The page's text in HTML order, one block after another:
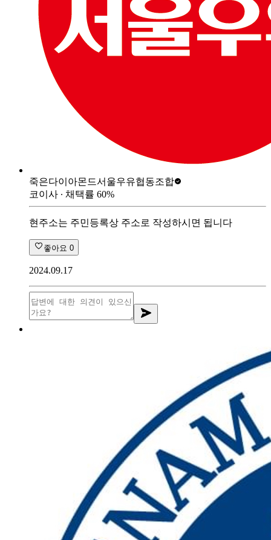
죽은다이아몬드서울우유협동조합
코이사 ∙ 채택률 60%
현주소는 주민등록상 주소로 작성하시면 됩니다
좋아요 0
2024.09.17